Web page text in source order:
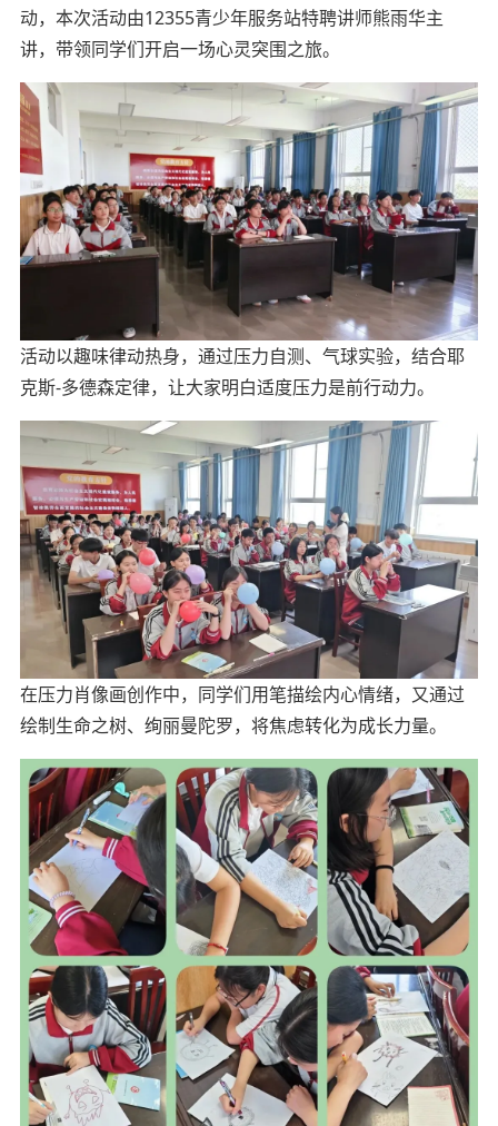
动，本次活动由12355青少年服务站特聘讲师熊雨华主
讲，带领同学们开启一场心灵突围之旅。
活动以趣味律动热身，通过压力自测、气球实验，结合耶
克斯-多德森定律，让大家明白适度压力是前行动力。
在压力肖像画创作中，同学们用笔描绘内心情绪，又通过
绘制生命之树、绚丽曼陀罗，将焦虑转化为成长力量。